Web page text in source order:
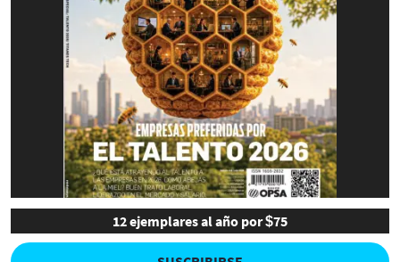
12 ejemplares al año por $75